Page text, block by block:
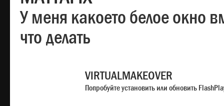
У меня какоето белое окно
что делать
VIRTUALMAKEOVER
Попробуйте установить или обновить